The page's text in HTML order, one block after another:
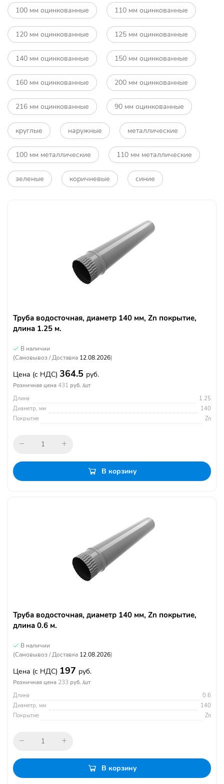
100 мм оцинкованные 110 мм оцинкованные
120 мм оцинкованные 125 мм оцинкованные
140 мм оцинкованные 150 мм оцинкованные
160 мм оцинкованные 200 мм оцинкованные
216 мм оцинкованные 90 мм оцинкованные
круглые наружные металлические
100 мм металлические 110 мм металлические
зеленые коричневые синие
Труба водосточная, диаметр 140 мм, Zn покрытие,
длина 1.25 м.
В наличии
(Самовывоз / Доставка 12.08.2026)
Цена (с НДС) 364.5 руб.
Розничная цена 431 руб. /шт
Длина
1.25
Диаметр, мм
140
Покрытие
Zn
В корзину
Труба водосточная, диаметр 140 мм, Zn покрытие,
длина 0.6 м.
В наличии
(Самовывоз / Доставка 12.08.2026)
Цена (с НДС) 197 руб.
Розничная цена 233 руб. /шт
Длина
0.6
Диаметр, мм
140
Покрытие
Zn
В корзину